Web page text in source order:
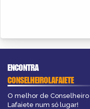
ENCONTRA
CONSELHEIROLAFAIETE
O melhor de Conselheiro
Lafaiete num só lugar!